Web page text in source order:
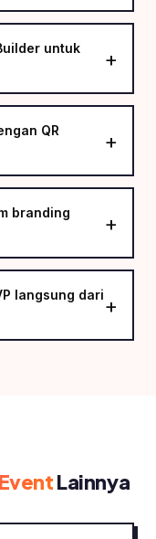
untuk
QR
branding
langsung dari
Lainnya